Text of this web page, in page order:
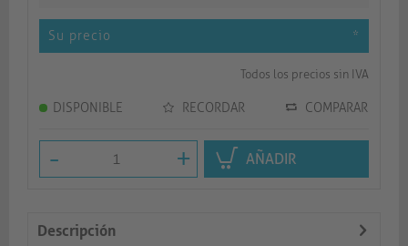
Su precio *
Todos los precios sin IVA
DISPONIBLE RECORDAR COMPARAR
- + AÑADIR
Descripción